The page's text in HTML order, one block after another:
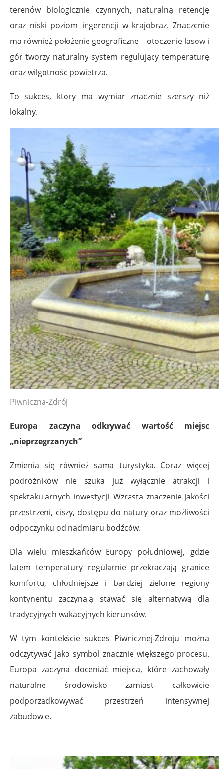
terenów biologicznie czynnych, naturalną retencję
oraz niski poziom ingerencji w krajobraz. Znaczenie
ma również położenie geograficzne – otoczenie lasów i
gór tworzy naturalny system regulujący temperaturę
oraz wilgotność powietrza.
To sukces, który ma wymiar znacznie szerszy niż
lokalny.
Piwniczna-Zdrój
Europa zaczyna odkrywać wartość miejsc
„nieprzegrzanych”
Zmienia się również sama turystyka. Coraz więcej
podróżników nie szuka już wyłącznie atrakcji i
spektakularnych inwestycji. Wzrasta znaczenie jakości
przestrzeni, ciszy, dostępu do natury oraz możliwości
odpoczynku od nadmiaru bodźców.
Dla wielu mieszkańców Europy południowej, gdzie
latem temperatury regularnie przekraczają granice
komfortu, chłodniejsze i bardziej zielone regiony
kontynentu zaczynają stawać się alternatywą dla
tradycyjnych wakacyjnych kierunków.
W tym kontekście sukces Piwnicznej-Zdroju można
odczytywać jako symbol znacznie większego procesu.
Europa zaczyna doceniać miejsca, które zachowały
naturalne środowisko zamiast całkowicie
podporządkowywać przestrzeń intensywnej
zabudowie.